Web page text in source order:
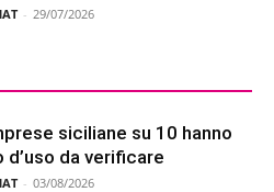
- 29/07/2026
siciliane su 10 hanno
d’uso da verificare
- 03/08/2026